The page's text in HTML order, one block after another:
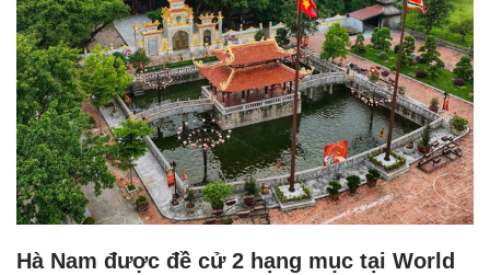
Hà Nam được đề cử 2 hạng mục tại World